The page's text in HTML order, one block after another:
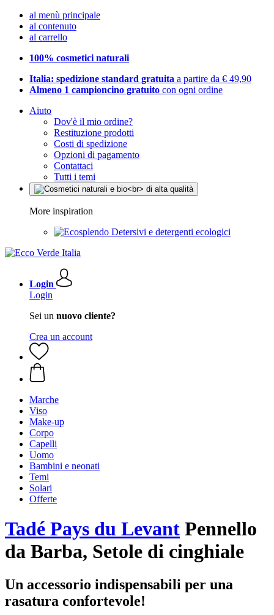
al menù principale
al contenuto
al carrello
100% cosmetici naturali
Italia: spedizione standard gratuita a partire da € 49,90
Almeno 1 campioncino gratuito con ogni ordine
Aiuto
Dov'è il mio ordine?
Restituzione prodotti
Costi di spedizione
Opzioni di pagamento
Contattaci
Tutti i temi
More inspiration
Detersivi e detergenti ecologici
Login
Login
Sei un nuovo cliente?
Crea un account
Marche
Viso
Make-up
Corpo
Capelli
Uomo
Bambini e neonati
Temi
Solari
Offerte
Tadé Pays du Levant Pennello
da Barba, Setole di cinghiale
Un accessorio indispensabili per una
rasatura confortevole!